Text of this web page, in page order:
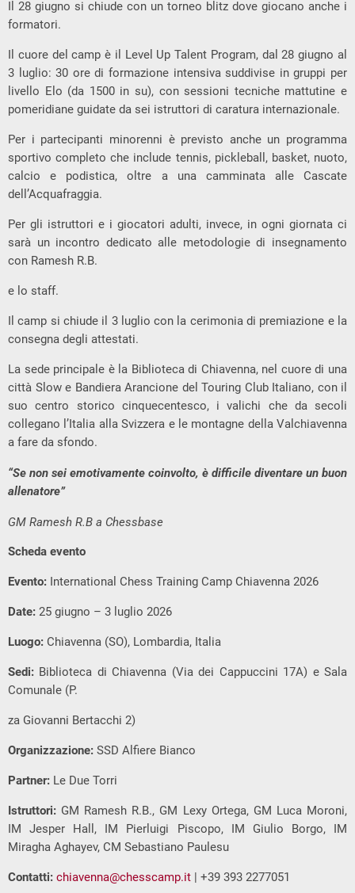
Il 28 giugno si chiude con un torneo blitz dove giocano anche i
formatori.
Il cuore del camp è il Level Up Talent Program, dal 28 giugno al
3 luglio: 30 ore di formazione intensiva suddivise in gruppi per
livello Elo (da 1500 in su), con sessioni tecniche mattutine e
pomeridiane guidate da sei istruttori di caratura internazionale.
Per i partecipanti minorenni è previsto anche un programma
sportivo completo che include tennis, pickleball, basket, nuoto,
calcio e podistica, oltre a una camminata alle Cascate
dell’Acquafraggia.
Per gli istruttori e i giocatori adulti, invece, in ogni giornata ci
sarà un incontro dedicato alle metodologie di insegnamento
con Ramesh R.B.
e lo staff.
Il camp si chiude il 3 luglio con la cerimonia di premiazione e la
consegna degli attestati.
La sede principale è la Biblioteca di Chiavenna, nel cuore di una
città Slow e Bandiera Arancione del Touring Club Italiano, con il
suo centro storico cinquecentesco, i valichi che da secoli
collegano l’Italia alla Svizzera e le montagne della Valchiavenna
a fare da sfondo.
“Se non sei emotivamente coinvolto, è difficile diventare un buon
allenatore”
GM Ramesh R.B a Chessbase
Scheda evento
Evento: International Chess Training Camp Chiavenna 2026
Date: 25 giugno – 3 luglio 2026
Luogo: Chiavenna (SO), Lombardia, Italia
Sedi: Biblioteca di Chiavenna (Via dei Cappuccini 17A) e Sala
Comunale (P.
za Giovanni Bertacchi 2)
Organizzazione: SSD Alfiere Bianco
Partner: Le Due Torri
Istruttori: GM Ramesh R.B., GM Lexy Ortega, GM Luca Moroni,
IM Jesper Hall, IM Pierluigi Piscopo, IM Giulio Borgo, IM
Miragha Aghayev, CM Sebastiano Paulesu
Contatti: chiavenna@chesscamp.it | +39 393 2277051